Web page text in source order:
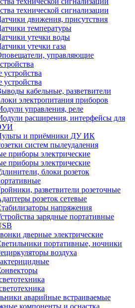
технической сигнализации
движения, присутствия
температуры
утечки воды
утечки газа
управляющие
кабельные, разветвители
электропитания приборов
управления, реле
расширения, интерфейсы для
и приёмники ДУ ИК
систем пылеудаления
приборы электрические
приборы электрические
блоки розеток
разветвители розеточные
розеток сетевые
напряжения
зарядные портативные
дверные электрические
портативные, ночники
воздуха
аварийные встраиваемые
компоненты и оснастка